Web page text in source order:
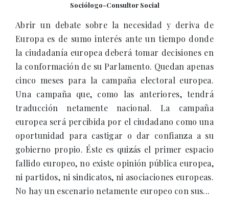
Sociólogo-Consultor Social
Abrir un debate sobre la necesidad y deriva de
Europa es de sumo interés ante un tiempo donde
la ciudadanía europea deberá tomar decisiones en
la conformación de su Parlamento. Quedan apenas
cinco meses para la campaña electoral europea.
Una campaña que, como las anteriores, tendrá
traducción netamente nacional. La campaña
europea será percibida por el ciudadano como una
oportunidad para castigar o dar confianza a su
gobierno propio. Éste es quizás el primer espacio
fallido europeo, no existe opinión pública europea,
ni partidos, ni sindicatos, ni asociaciones europeas.
No hay un escenario netamente europeo con sus...